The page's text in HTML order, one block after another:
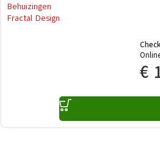
Behuizingen
Fractal Design
€